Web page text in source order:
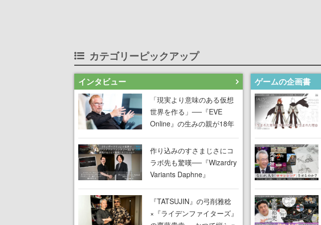
カテゴリーピックアップ
インタビュー
「現実より意味のある仮想
世界を作る」──『EVE
Online』の生みの親が18年
掲げ続ける”クレイジーな宣
言”は、比喩ではなく本気だ
った
作り込みのすさまじさにコ
ラボ先も驚嘆──『Wizardry
Variants Daphne』
×『FFXI』コラボが期間限
定なのにジョブもキャラも
武器も戦闘システムもワン
オフで作り込まれた理由を
『TATSUJIN』の弓削雅稔
×『ライデンファイターズ』
ゲームの企画書